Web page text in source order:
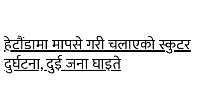
हेटौंडामा मापसे गरी चलाएको स्कुटर
दुर्घटना, दुई जना घाइते